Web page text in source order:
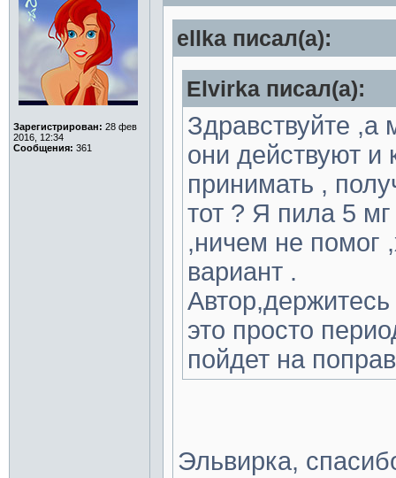
Зарегистрирован: 28 фев
2016, 12:34
Сообщения: 361
ellka писал(а):
Elvirka писал(а):
Здравствуйте ,а
они действуют и
принимать ,
тот ? Я пила 5
,ничем не помог
вариант .
это просто
пойдет на
Эльвирка,